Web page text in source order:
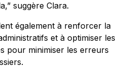
suggère Clara.
également à renforcer la
et à optimiser les
pour minimiser les erreurs